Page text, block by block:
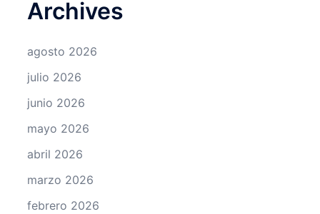
Archives
agosto 2026
julio 2026
junio 2026
mayo 2026
abril 2026
marzo 2026
febrero 2026